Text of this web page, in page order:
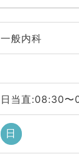
一般内科
日当直:08:30〜
日